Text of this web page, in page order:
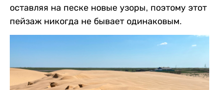
оставляя на песке новые узоры, поэтому этот
пейзаж никогда не бывает одинаковым.